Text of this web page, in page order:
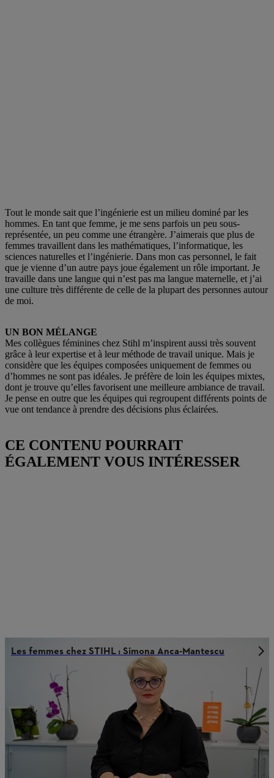
Tout le monde sait que l’ingénierie est un milieu dominé par les
hommes. En tant que femme, je me sens parfois un peu sous-
représentée, un peu comme une étrangère. J’aimerais que plus de
femmes travaillent dans les mathématiques, l’informatique, les
sciences naturelles et l’ingénierie. Dans mon cas personnel, le fait
que je vienne d’un autre pays joue également un rôle important. Je
travaille dans une langue qui n’est pas ma langue maternelle, et j’ai
une culture très différente de celle de la plupart des personnes autour
de moi.
UN BON MÉLANGE
Mes collègues féminines chez Stihl m’inspirent aussi très souvent
grâce à leur expertise et à leur méthode de travail unique. Mais je
considère que les équipes composées uniquement de femmes ou
d’hommes ne sont pas idéales. Je préfère de loin les équipes mixtes,
dont je trouve qu’elles favorisent une meilleure ambiance de travail.
Je pense en outre que les équipes qui regroupent différents points de
vue ont tendance à prendre des décisions plus éclairées.
CE CONTENU POURRAIT
ÉGALEMENT VOUS INTÉRESSER
Les femmes chez STIHL : Simona Anca-Mantescu